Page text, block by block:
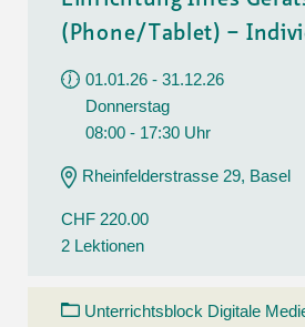
(Phone/Tablet) –
01.01.26 - 31.12.26
Donnerstag
08:00 - 17:30 Uhr
Rheinfelderstrasse 29, Basel
CHF 220.00
2 Lektionen
Unterrichtsblock Digitale